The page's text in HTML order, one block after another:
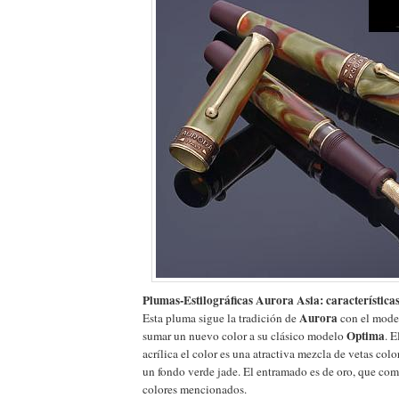
Plumas-Estilográficas Aurora Asia: características
Esta pluma sigue la tradición deAuroracon el
sumar un nuevo color a su clásico modeloOptima.
acrílica el color es una atractiva mezcla de vetas
un fondo verde jade. El entramado es de oro, que
colores mencionados.